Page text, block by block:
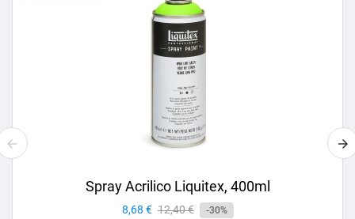
Spray Acrilico Liquitex, 400ml
Prezzo
8,68 € Prezzo
12,40 € -30%